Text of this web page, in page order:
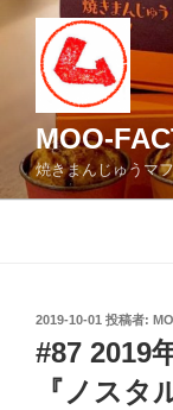
MOO-
焼きまんじゅうマ
投
稿
日:
2019-10-01 投稿者:
#87 2019
『ノスタ